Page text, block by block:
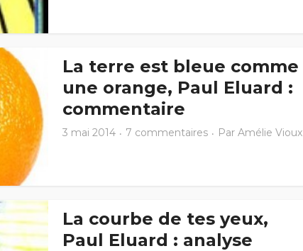
La terre est bleue comme
une orange, Paul Eluard :
commentaire
3 mai 2014 7 commentaires Par Amélie Vioux
La courbe de tes yeux,
Paul Eluard : analyse